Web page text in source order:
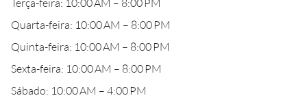
Terça-feira: 10:00 AM – 8:00 PM
Quarta-feira: 10:00 AM – 8:00 PM
Quinta-feira: 10:00 AM – 8:00 PM
Sexta-feira: 10:00 AM – 8:00 PM
Sábado: 10:00 AM – 4:00 PM